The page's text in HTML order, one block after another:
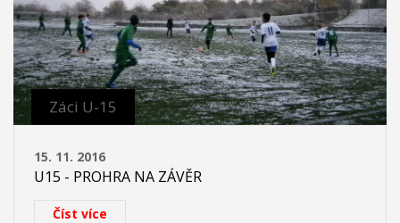
Záci U-15
15. 11. 2016
U15 - PROHRA NA ZÁVĚR
Číst více